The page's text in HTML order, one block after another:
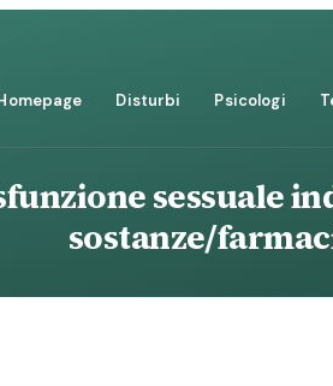
Disturbi Psicologi
sessuale
sostanze/